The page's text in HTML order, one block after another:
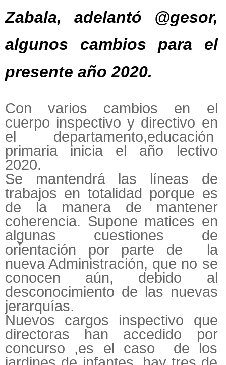
Zabala, adelantó @gesor,
algunos cambios para el
presente año 2020.
Con varios cambios en el
cuerpo inspectivo y directivo en
el departamento,educación
primaria inicia el año lectivo
2020.
Se mantendrá las líneas de
trabajos en totalidad porque es
de la manera de mantener
coherencia. Supone matices en
algunas cuestiones de
orientación por parte de la
nueva Administración, que no se
conocen aún, debido al
desconocimiento de las nuevas
jerarquías.
Nuevos cargos inspectivo que
directoras han accedido por
concurso ,es el caso de los